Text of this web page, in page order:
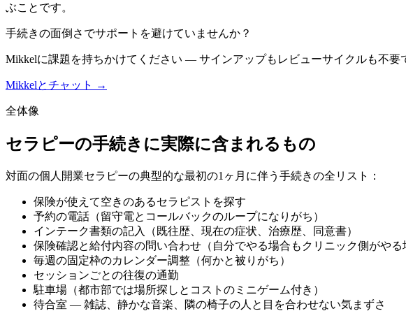
ぶことです。
手続きの面倒さでサポートを避けていませんか？
Mikkelに課題を持ちかけてください — サインアップもレビューサイクルも不要
Mikkelとチャット →
全体像
セラピーの手続きに実際に含まれるもの
対面の個人開業セラピーの典型的な最初の1ヶ月に伴う手続きの全リスト：
保険が使えて空きのあるセラピストを探す
予約の電話（留守電とコールバックのループになりがち）
インテーク書類の記入（既往歴、現在の症状、治療歴、同意書）
保険確認と給付内容の問い合わせ（自分でやる場合もクリニック側がやる
毎週の固定枠のカレンダー調整（何かと被りがち）
セッションごとの往復の通勤
駐車場（都市部では場所探しとコストのミニゲーム付き）
待合室 — 雑誌、静かな音楽、隣の椅子の人と目を合わせない気まずさ